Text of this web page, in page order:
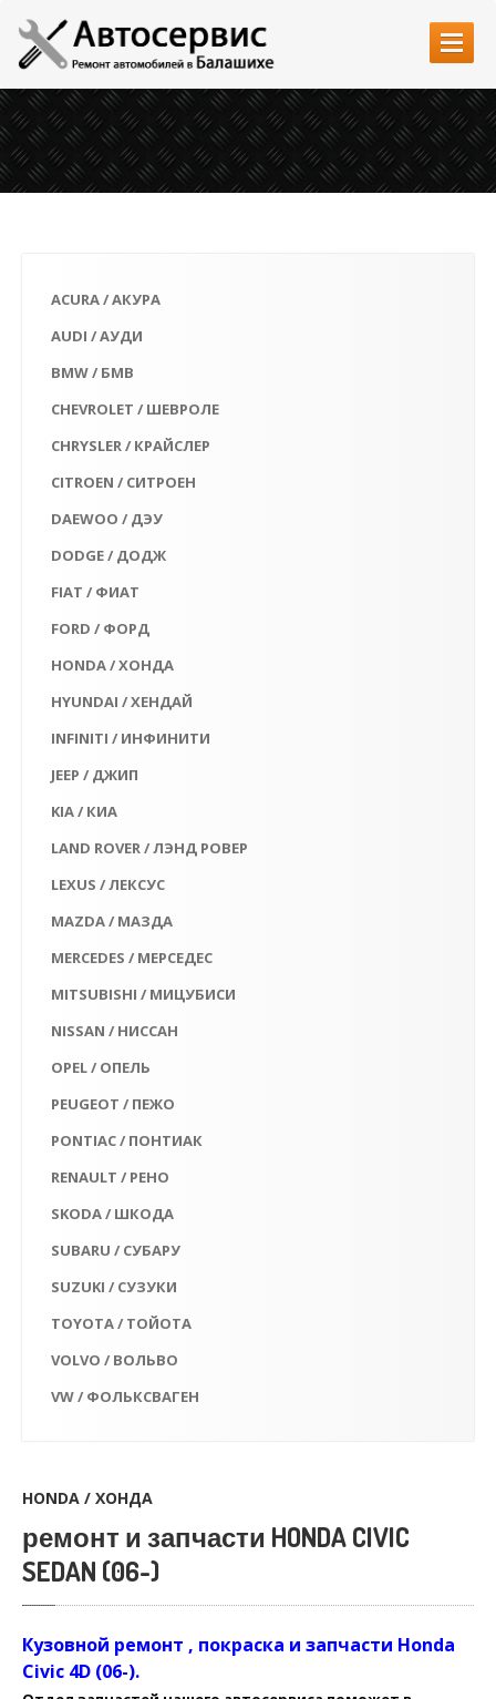
Главная
Услуги
Автозапчасти
ACURA / АКУРА
AUDI / АУДИ
BMW / БМВ
CHEVROLET / ШЕВРОЛЕ
CHRYSLER / КРАЙСЛЕР
CITROEN / СИТРОЕН
DAEWOO / ДЭУ
DODGE / ДОДЖ
FIAT / ФИАТ
FORD / ФОРД
HONDA / ХОНДА
HYUNDAI / ХЕНДАЙ
INFINITI / ИНФИНИТИ
JEEP / ДЖИП
KIA / КИА
LAND ROVER / ЛЭНД РОВЕР
LEXUS / ЛЕКСУС
MAZDA / МАЗДА
MERCEDES / МЕРСЕДЕС
MITSUBISHI / МИЦУБИСИ
NISSAN / НИССАН
OPEL / ОПЕЛЬ
PEUGEOT / ПЕЖО
PONTIAC / ПОНТИАК
RENAULT / РЕНО
SKODA / ШКОДА
SUBARU / СУБАРУ
SUZUKI / СУЗУКИ
TOYOTA / ТОЙОТА
VOLVO / ВОЛЬВО
VW / ФОЛЬКСВАГЕН
HONDA / ХОНДА
ремонт и запчасти HONDA CIVIC
SEDAN (06-)
Кузовной ремонт , покраска и запчасти Honda
Civic 4D (06-).